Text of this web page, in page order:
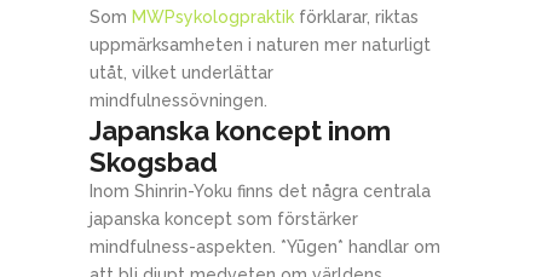
Som MWPsykologpraktik förklarar, riktas
uppmärksamheten i naturen mer naturligt
utåt, vilket underlättar
mindfulnessövningen.
Japanska koncept inom
Skogsbad
Inom Shinrin-Yoku finns det några centrala
japanska koncept som förstärker
mindfulness-aspekten. *Yūgen* handlar om